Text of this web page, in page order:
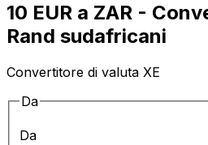
10 EUR a ZAR -
Rand sudafricani
Convertitore di valuta XE
Da
Da